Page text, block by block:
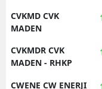
CVKMD CVK
MADEN
CVKMDR CVK
MADEN - RHKP
CWENE CW ENERJI